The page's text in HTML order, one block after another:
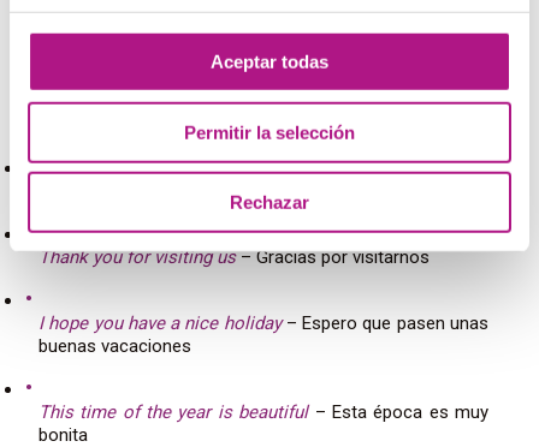
Aceptar todas
Permitir la selección
Rechazar
Ya hemos hablado en muchas ocasiones de la
small talkpara tener buenas relaciones
con los clientes. Los taxistas tienen fama de ser
conversadores, así que haced honor a la profesión con
What country are you from?– ¿De qué país vienen?
Thank you for visiting us– Gracias por visitarnos
I hope you have a nice holiday– Espero que pasen unas
buenas vacaciones
This time of the year is beautiful – Esta época es muy
bonita